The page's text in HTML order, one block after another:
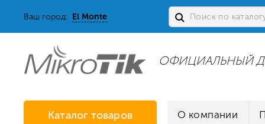
Ваш город: El Monte
ОФИЦИАЛЬНЫЙ
Каталог товаров О компании